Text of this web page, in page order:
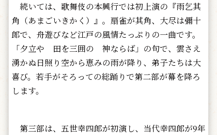
続いては、歌舞伎の本興行では初上演の『雨乞其
角（あまごいきかく）』。扇雀が其角、大尽は彌十
郎で、舟遊びなど江戸の風情たっぷりの一曲です。
「夕立や 田を三囲の 神ならば」の句で、雲さえ
湧かぬ日照り空から恵みの雨が降り、弟子たちは大
喜び。若手がそろっての総踊りで第二部が幕を降ろ
します。
第三部は、五世幸四郎が初演し、当代幸四郎が9年